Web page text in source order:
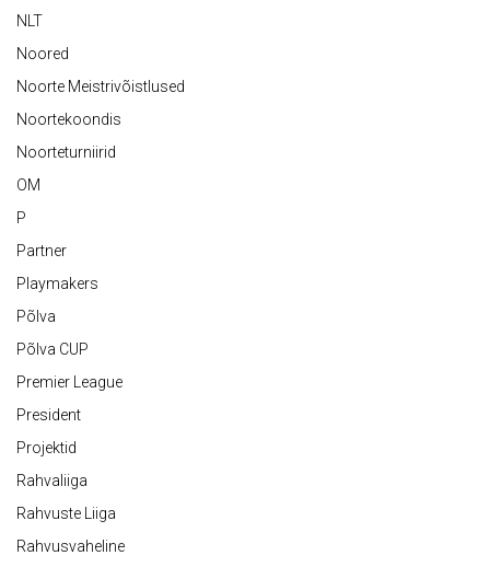
NLT
Noored
Noorte Meistrivõistlused
Noortekoondis
Noorteturniirid
OM
P
Partner
Playmakers
Põlva
Põlva CUP
Premier League
President
Projektid
Rahvaliiga
Rahvuste Liiga
Rahvusvaheline